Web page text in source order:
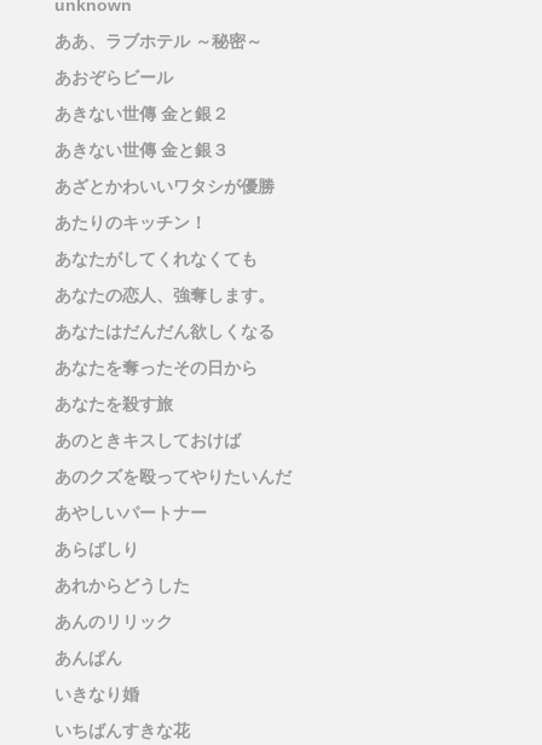
unknown
ああ、ラブホテル ～秘密～
あおぞらビール
あきない世傳 金と銀２
あきない世傳 金と銀３
あざとかわいいワタシが優勝
あたりのキッチン！
あなたがしてくれなくても
あなたの恋人、強奪します。
あなたはだんだん欲しくなる
あなたを奪ったその日から
あなたを殺す旅
あのときキスしておけば
あのクズを殴ってやりたいんだ
あやしいパートナー
あらばしり
あれからどうした
あんのリリック
あんぱん
いきなり婚
いちばんすきな花